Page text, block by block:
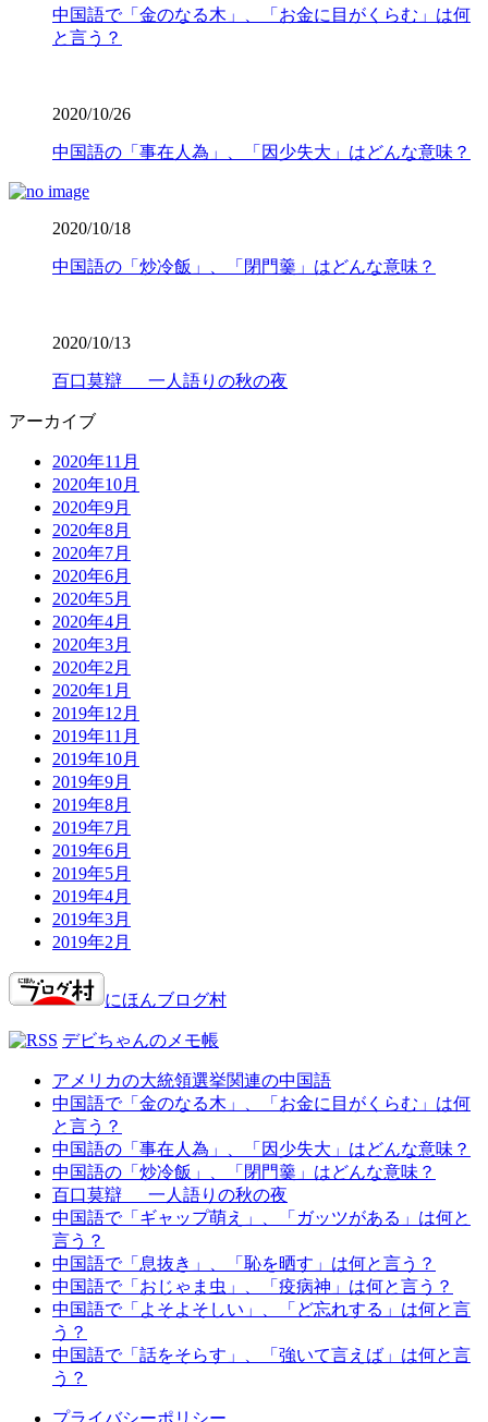
中国語で「金のなる木」、「お金に目がくらむ」は何
と言う？
2020/10/26
中国語の「事在人為」、「因少失大」はどんな意味？
2020/10/18
中国語の「炒冷飯」、「閉門羹」はどんな意味？
2020/10/13
百口莫辯 一人語りの秋の夜
アーカイブ
2020年11月
2020年10月
2020年9月
2020年8月
2020年7月
2020年6月
2020年5月
2020年4月
2020年3月
2020年2月
2020年1月
2019年12月
2019年11月
2019年10月
2019年9月
2019年8月
2019年7月
2019年6月
2019年5月
2019年4月
2019年3月
2019年2月
にほんブログ村
デビちゃんのメモ帳
アメリカの大統領選挙関連の中国語
中国語で「金のなる木」、「お金に目がくらむ」は何
と言う？
中国語の「事在人為」、「因少失大」はどんな意味？
中国語の「炒冷飯」、「閉門羹」はどんな意味？
百口莫辯 一人語りの秋の夜
中国語で「ギャップ萌え」、「ガッツがある」は何と
言う？
中国語で「息抜き」、「恥を晒す」は何と言う？
中国語で「おじゃま虫」、「疫病神」は何と言う？
中国語で「よそよそしい」、「ど忘れする」は何と言
う？
中国語で「話をそらす」、「強いて言えば」は何と言
う？
プライバシーポリシー